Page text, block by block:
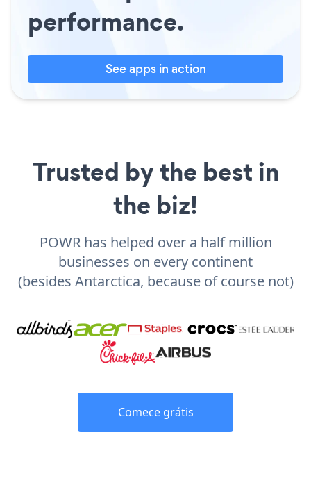
performance.
See apps in action
Trusted by the best in
the biz!
POWR has helped over a half million
businesses on every continent
(besides Antarctica, because of course not)
Comece grátis